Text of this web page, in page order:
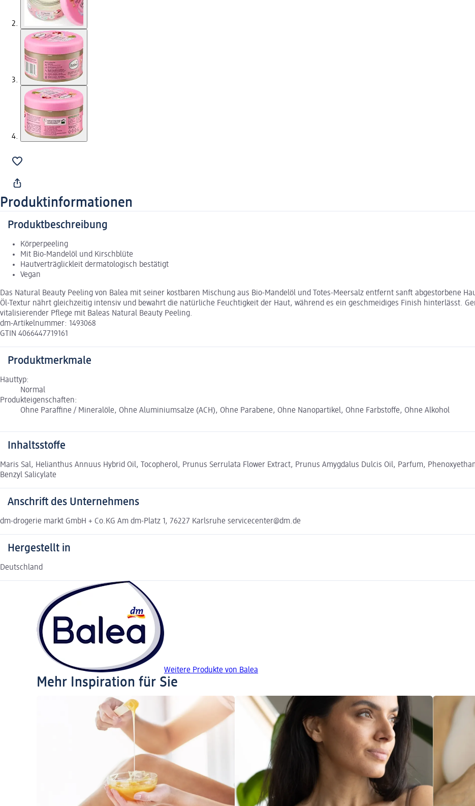
Produktinformationen
Produktbeschreibung
Körperpeeling
Mit Bio-Mandelöl und Kirschblüte
Hautverträglickleit dermatologisch bestätigt
Vegan
Das Natural Beauty Peeling von Balea mit seiner kostbaren Mischung aus Bio-Mandelöl und Totes-Meersalz entfernt sanft abgestorbene
Öl-Textur nährt gleichzeitig intensiv und bewahrt die natürliche Feuchtigkeit der Haut, während es ein geschmeidiges Finish hinterlässt.
vitalisierender Pflege mit Baleas Natural Beauty Peeling.
dm-Artikelnummer: 1493068
GTIN 4066447719161
Produktmerkmale
Hauttyp:
Normal
Produkteigenschaften:
Ohne Paraffine / Mineralöle, Ohne Aluminiumsalze (ACH), Ohne Parabene, Ohne Nanopartikel, Ohne Farbstoffe, Ohne Alkohol
Inhaltsstoffe
Maris Sal, Helianthus Annuus Hybrid Oil, Tocopherol, Prunus Serrulata Flower Extract, Prunus Amygdalus Dulcis Oil, Parfum,
Benzyl Salicylate
Anschrift des Unternehmens
dm-drogerie markt GmbH + Co.KG Am dm-Platz 1, 76227 Karlsruhe servicecenter@dm.de
Hergestellt in
Deutschland
Weitere Produkte von Balea
Mehr Inspiration für Sie